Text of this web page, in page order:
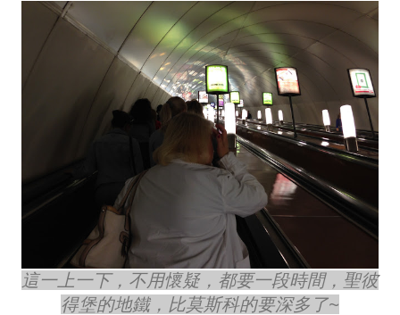
這一上一下，不用懷疑，都要一段時間，聖彼
得堡的地鐵，比莫斯科的要深多了~